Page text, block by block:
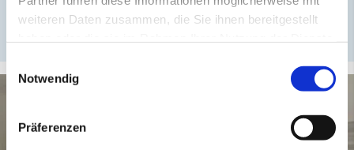
weiteren Daten zusammen, die Sie ihnen bereitgestellt
Notwendig
Präferenzen
M&A-Branchenreport: Der Markt für
Entsorgungswirtschaft